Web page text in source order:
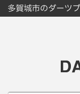
多賀城市のダーツ